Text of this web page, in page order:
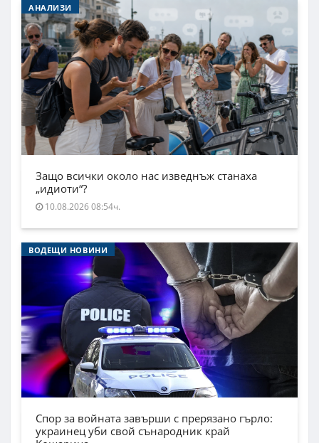
АНАЛИЗИ
Защо всички около нас изведнъж станаха
„идиоти“?
10.08.2026 08:54ч.
ВОДЕЩИ НОВИНИ
Спор за войната завърши с прерязано гърло:
украинец уби свой сънародник край